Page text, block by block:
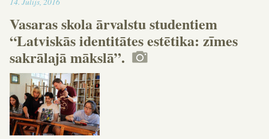
Vasaras skola ārvalstu studentiem
“Latviskās identitātes estētika: zīmes
sakrālajā mākslā”.